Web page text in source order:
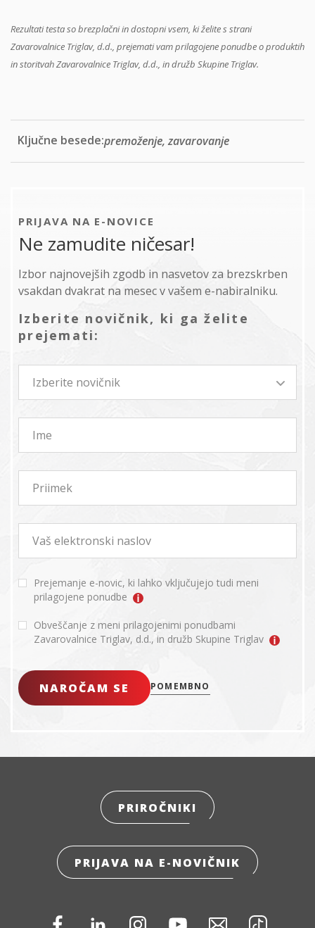
Rezultati testa so brezplačni in dostopni vsem, ki želite s strani
Zavarovalnice Triglav, d.d., prejemati vam prilagojene ponudbe o produktih
in storitvah Zavarovalnice Triglav, d.d., in družb Skupine Triglav.
Ključne besede:premoženje, zavarovanje
PRIJAVA NA E-NOVICE
Ne zamudite ničesar!
Izbor najnovejših zgodb in nasvetov za brezskrben
vsakdan dvakrat na mesec v vašem e-nabiralniku.
Izberite novičnik, ki ga želite
prejemati:
Izberite novičnik
Ime
Priimek
Vaš elektronski naslov
Prejemanje e-novic, ki lahko vključujejo tudi meni
prilagojene ponudbe
Obveščanje z meni prilagojenimi ponudbami
Zavarovalnice Triglav, d.d., in družb Skupine Triglav
NAROČAM SE POMEMBNO
PRIROČNIKI
PRIJAVA NA E-NOVIČNIK